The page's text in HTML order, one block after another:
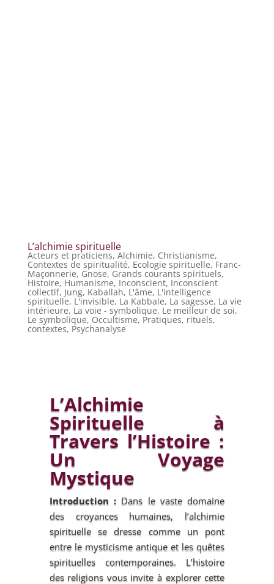
L’alchimie spirituelle
Acteurs et praticiens, Alchimie, Christianisme,
Contextes de spiritualité, Ecologie spirituelle, Franc-
Maçonnerie, Gnose, Grands courants spirituels,
Histoire, Humanisme, Inconscient, Inconscient
collectif, Jung, Kaballah, L'âme, L'intelligence
spirituelle, L'invisible, La Kabbale, La sagesse, La vie
intérieure, La voie - symbolique, Le meilleur de soi,
Le symbolique, Occultisme, Pratiques, rituels,
contextes, Psychanalyse
L’Alchimie
Spirituelle à
Travers l’Histoire :
Un Voyage
Mystique
Introduction :Dans le vaste domaine
des croyances humaines, l’alchimie
spirituelle se dresse comme un pont
entre le mysticisme antique et les quêtes
spirituelles contemporaines. L’histoire
des religions vous invite à explorer cette